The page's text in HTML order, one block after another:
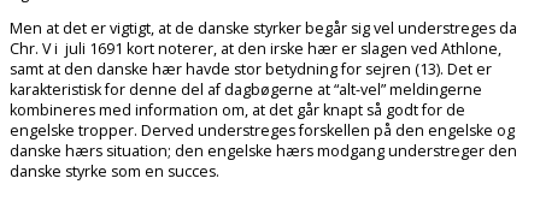
Men at det er vigtigt, at de danske styrker begår sig vel understreges da
Chr. V i juli 1691 kort noterer, at den irske hær er slagen ved Athlone,
samt at den danske hær havde stor betydning for sejren (13). Det er
karakteristisk for denne del af dagbøgerne at “alt-vel” meldingerne
kombineres med information om, at det går knapt så godt for de
engelske tropper. Derved understreges forskellen på den engelske og
danske hærs situation; den engelske hærs modgang understreger den
danske styrke som en succes.